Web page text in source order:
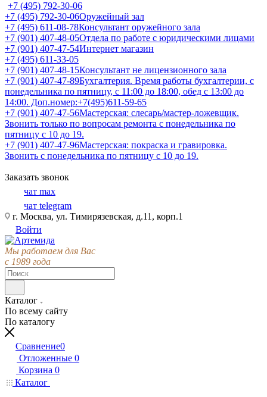
+7 (495) 792-30-06
+7 (495) 792-30-06Оружейный зал
+7 (495) 611-08-78Консультант оружейного зала
+7 (901) 407-48-05Отдела по работе с юридическими лицами
+7 (901) 407-47-54Интернет магазин
+7 (495) 611-33-05
+7 (901) 407-48-15Консультант не лицензионного зала
+7 (901) 407-47-89Бухгалтерия. Время работы бухгалтерии, с
понедельника по пятницу, с 11:00 до 18:00, обед с 13:00 до
14:00. Доп.номер:+7(495)611-59-65
+7 (901) 407-47-56Мастерская: слесарь/мастер-ложевщик.
Звонить только по вопросам ремонта с понедельника по
пятницу с 10 до 19.
+7 (901) 407-47-96Мастерская: покраска и гравировка.
Звонить с понедельника по пятницу с 10 до 19.
Заказать звонок
чат max
чат telegram
г. Москва, ул. Тимирязевская, д.11, корп.1
Войти
Мы работаем для Вас
с 1989 года
Каталог
По всему сайту
По каталогу
Сравнение0
Отложенные 0
Корзина 0
Каталог